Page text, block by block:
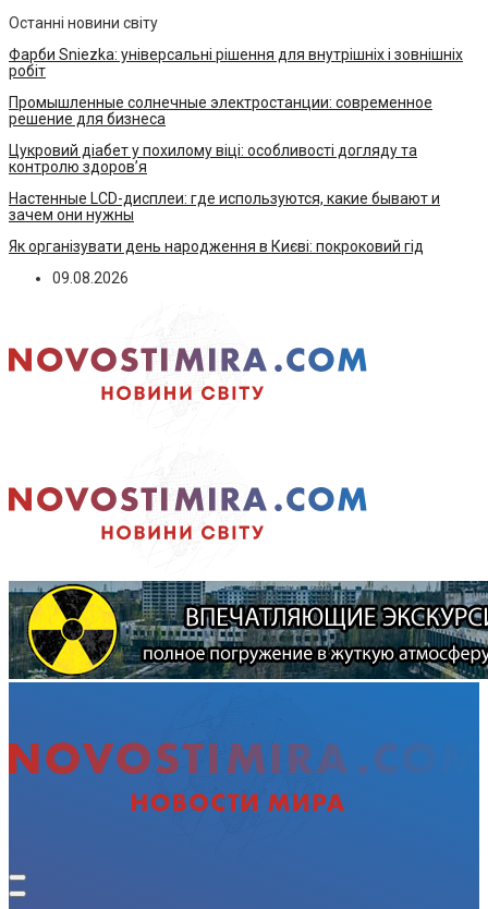
Останні новини світу
Фарби Sniezka: універсальні рішення для внутрішніх і зовнішніх
робіт
Промышленные солнечные электростанции: современное
решение для бизнеса
Цукровий діабет у похилому віці: особливості догляду та
контролю здоров’я
Настенные LCD-дисплеи: где используются, какие бывают и
зачем они нужны
Як організувати день народження в Києві: покроковий гід
09.08.2026